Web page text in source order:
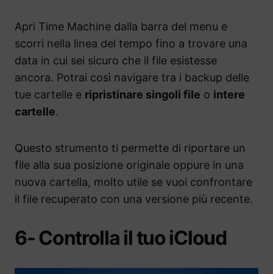
Apri Time Machine dalla barra del menu e
scorri nella linea del tempo fino a trovare una
data in cui sei sicuro che il file esistesse
ancora. Potrai così navigare tra i backup delle
tue cartelle e ripristinare singoli file o intere
cartelle.
Questo strumento ti permette di riportare un
file alla sua posizione originale oppure in una
nuova cartella, molto utile se vuoi confrontare
il file recuperato con una versione più recente.
6- Controlla il tuo iCloud